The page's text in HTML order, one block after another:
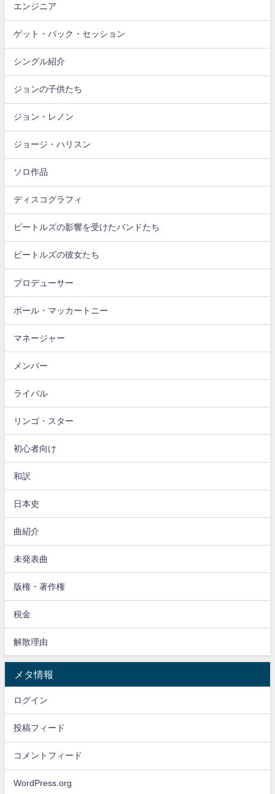
エンジニア
ゲット・バック・セッション
シングル紹介
ジョンの子供たち
ジョン・レノン
ジョージ・ハリスン
ソロ作品
ディスコグラフィ
ビートルズの影響を受けたバンドたち
ビートルズの彼女たち
プロデューサー
ポール・マッカートニー
マネージャー
メンバー
ライバル
リンゴ・スター
初心者向け
和訳
日本史
曲紹介
未発表曲
版権・著作権
税金
解散理由
メタ情報
ログイン
投稿フィード
コメントフィード
WordPress.org